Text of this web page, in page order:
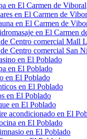
en El Carmen de Viboral
en El Carmen de
en El Carmen de
en El Carmen
Centro comercial Mall
Centro comercial San
en El Poblado
en El Poblado
en El Poblado
en El Poblado
en El Poblado
en El Poblado
acondicionado en El
en El Poblado
en El Poblado